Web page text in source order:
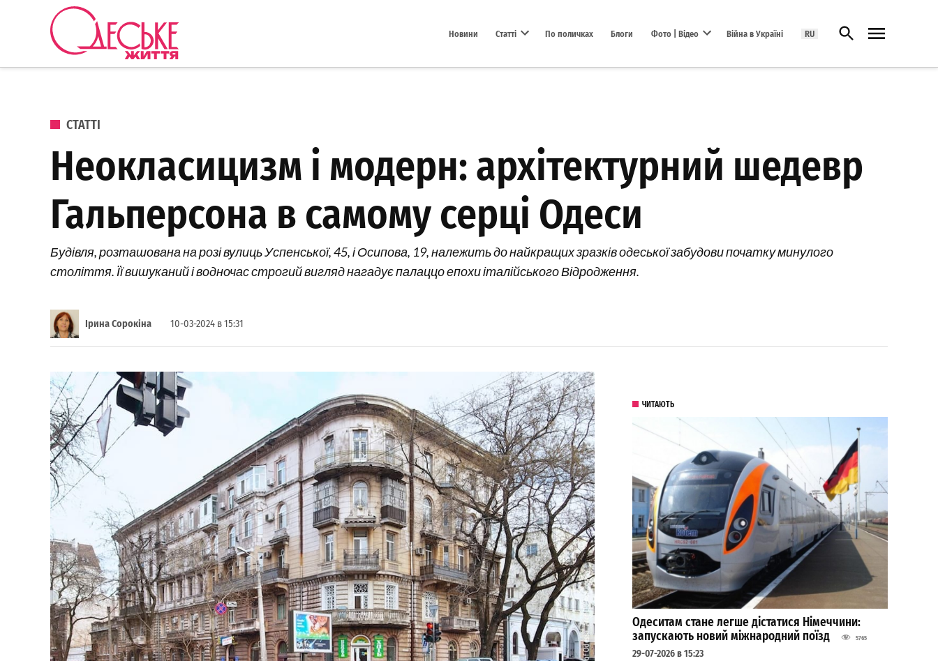
Перейти до вмісту
Новини Статті По поличках Блоги Фото | Відео Війна в Україні RU Відкрити пошук
ОПУБЛІКОВАНО В
СТАТТІ
Неокласицизм і модерн: архітектурний шедевр
Гальперсона в самому серці Одеси
Будівля, розташована на розі вулиць Успенської, 45, і Осипова, 19, належить до найкращих зразків одеської забудови початку минулого
століття. Її вишуканий і водночас строгий вигляд нагадує палаццо епохи італійського Відродження.
Ірина Сорокіна 10-03-2024 в 15:31
ЧИТАЮТЬ
Одеситам стане легше дістатися Німеччини:
запускають новий міжнародний поїзд
5765
29-07-2026 в 15:23